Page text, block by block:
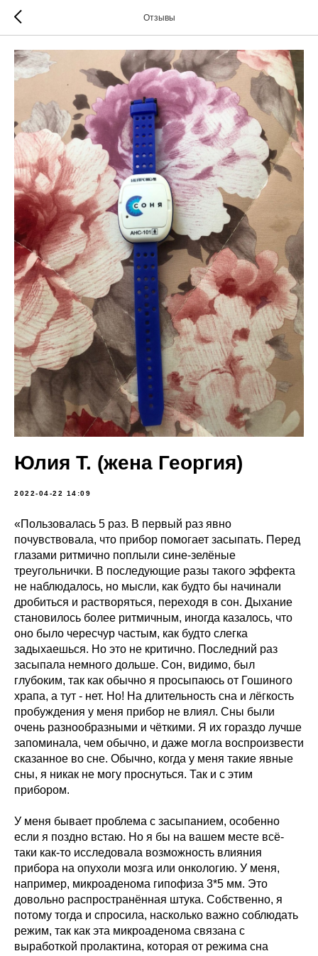
Отзывы
Юлия Т. (жена Георгия)
2022-04-22 14:09
«Пользовалась 5 раз. В первый раз явно
почувствовала, что прибор помогает засыпать. Перед
глазами ритмично поплыли сине-зелёные
треугольнички. В последующие разы такого эффекта
не наблюдалось, но мысли, как будто бы начинали
дробиться и растворяться, переходя в сон. Дыхание
становилось более ритмичным, иногда казалось, что
оно было чересчур частым, как будто слегка
задыхаешься. Но это не критично. Последний раз
засыпала немного дольше. Сон, видимо, был
глубоким, так как обычно я просыпаюсь от Гошиного
храпа, а тут - нет. Но! На длительность сна и лёгкость
пробуждения у меня прибор не влиял. Сны были
очень разнообразными и чёткими. Я их гораздо лучше
запоминала, чем обычно, и даже могла воспроизвести
сказанное во сне. Обычно, когда у меня такие явные
сны, я никак не могу проснуться. Так и с этим
прибором.
У меня бывает проблема с засыпанием, особенно
если я поздно встаю. Но я бы на вашем месте всё-
таки как-то исследовала возможность влияния
прибора на опухоли мозга или онкологию. У меня,
например, микроаденома гипофиза 3*5 мм. Это
довольно распространённая штука. Собственно, я
потому тогда и спросила, насколько важно соблюдать
режим, так как эта микроаденома связана с
выработкой пролактина, которая от режима сна